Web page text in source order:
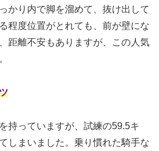
かり内で脚を溜めて、抜け出して
程度位置がとれても、前が壁にな
距離不安もありますが、この人気
持っていますが、試練の59.5キ
しまいました。乗り慣れた騎手な